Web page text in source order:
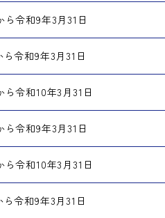
令和9年3月31日
令和9年3月31日
令和10年3月31日
令和9年3月31日
令和10年3月31日
令和9年3月31日